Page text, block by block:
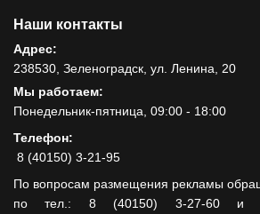
Наши контакты
Адрес:
238530, Зеленоградск, ул. Ленина, 20
Мы работаем:
Понедельник-пятница, 09:00 - 18:00
Телефон:
8 (40150) 3-21-95
По вопросам размещения рекламы
по тел.: 8 (40150) 3-27-60 и